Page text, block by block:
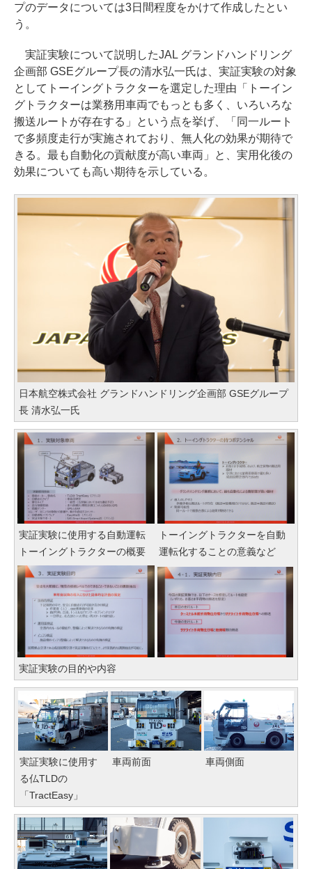
プのデータについては3日間程度をかけて作成したとい
う。
実証実験について説明したJAL グランドハンドリング
企画部 GSEグループ長の清水弘一氏は、実証実験の対象
としてトーイングトラクターを選定した理由「トーイン
グトラクターは業務用車両でもっとも多く、いろいろな
搬送ルートが存在する」という点を挙げ、「同一ルート
で多頻度走行が実施されており、無人化の効果が期待で
きる。最も自動化の貢献度が高い車両」と、実用化後の
効果についても高い期待を示している。
日本航空株式会社 グランドハンドリング企画部 GSEグループ
長 清水弘一氏
実証実験に使用する自動運転
トーイングトラクターの概要
トーイングトラクターを自動
運転化することの意義など
実証実験の目的や内容
実証実験に使用す
る仏TLDの
「TractEasy」
車両前面 車両側面